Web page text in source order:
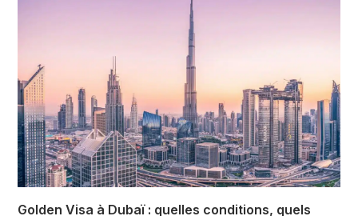
Golden Visa à Dubaï : quelles conditions, quels